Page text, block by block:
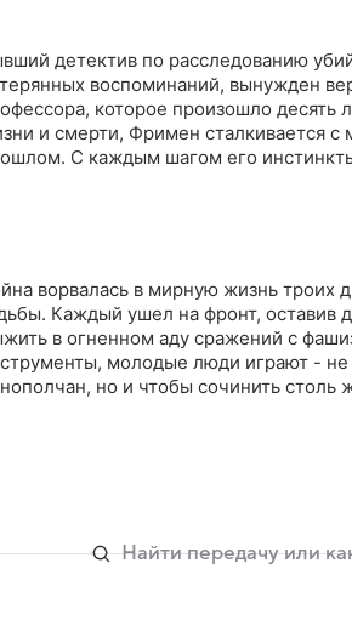
детектив по расследованию
воспоминаний, вынужден
которое произошло десять
и смерти, Фримен сталкивается
С каждым шагом его
ворвалась в мирную жизнь троих
Каждый ушел на фронт, оставив
в огненном аду сражений с
молодые люди играют -
но и чтобы сочинить